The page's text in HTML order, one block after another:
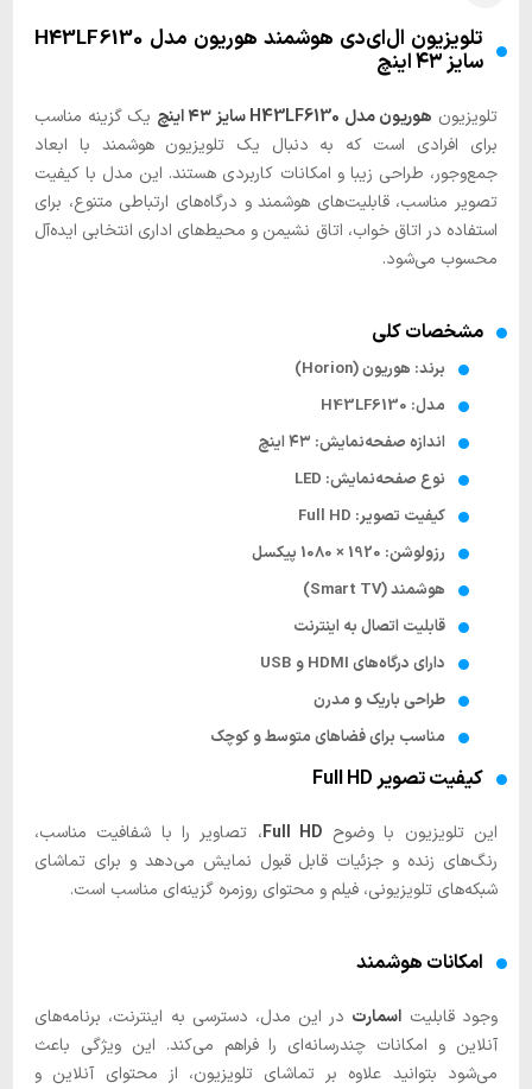
تلویزیون ال‌ای‌دی هوشمند هوریون مدل H43LF6130
سایز ۴۳ اینچ
تلویزیون هوریون مدل H43LF6130 سایز ۴۳ اینچ
یک گزینه مناسب
برای افرادی است که به دنبال یک تلویزیون هوشمند با ابعاد
جمع‌وجور، طراحی زیبا و امکانات کاربردی هستند. این مدل با کیفیت
تصویر مناسب، قابلیت‌های هوشمند و درگاه‌های ارتباطی متنوع، برای
استفاده در اتاق خواب، اتاق نشیمن و محیط‌های اداری انتخابی ایده‌آل
محسوب می‌شود.
مشخصات کلی
برند: هوریون (Horion)
مدل: H43LF6130
اندازه صفحه‌نمایش: ۴۳ اینچ
نوع صفحه‌نمایش: LED
کیفیت تصویر: Full HD
رزولوشن: 1920 × 1080 پیکسل
هوشمند (Smart TV)
قابلیت اتصال به اینترنت
دارای درگاه‌های HDMI و USB
طراحی باریک و مدرن
مناسب برای فضاهای متوسط و کوچک
کیفیت تصویر Full HD
این تلویزیون با وضوح Full HD، تصاویر را با شفافیت مناسب،
رنگ‌های زنده و جزئیات قابل قبول نمایش می‌دهد و برای تماشای
شبکه‌های تلویزیونی، فیلم و محتوای روزمره گزینه‌ای مناسب است.
امکانات هوشمند
وجود قابلیت اسمارت در این مدل، دسترسی به اینترنت، برنامه‌های
آنلاین و امکانات چندرسانه‌ای را فراهم می‌کند. این ویژگی باعث
می‌شود بتوانید علاوه بر تماشای تلویزیون، از محتوای آنلاین و